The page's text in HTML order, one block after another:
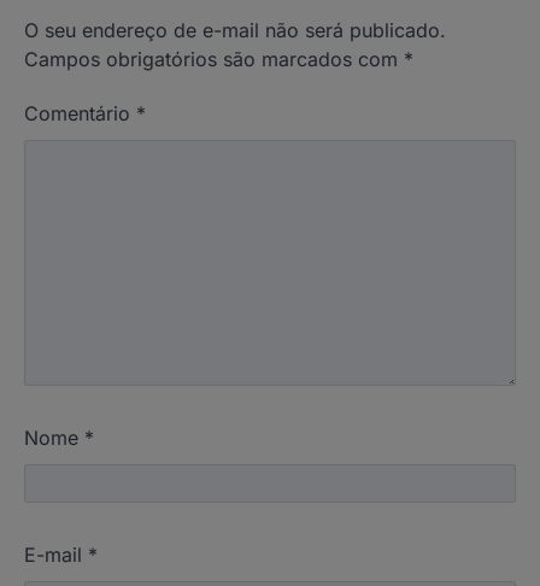
O seu endereço de e-mail não será publicado.
Campos obrigatórios são marcados com *
Comentário *
Nome *
E-mail *